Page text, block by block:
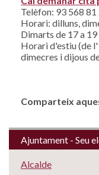
Telèfon: 93 568 81
Horari: dilluns,
Dimarts de 17 a 19
Horari d'estiu (de
dimecres i dijous
Comparteix
Ajuntament - Seu
Alcalde